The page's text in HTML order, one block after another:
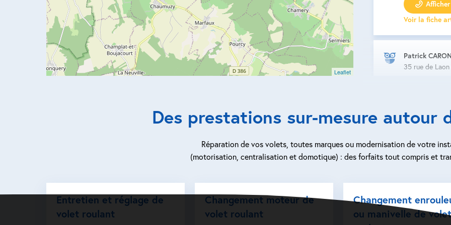
Leaflet
Afficher
Voir la fiche
Patrick CARON
35 rue de
Store
Fenêtre et
Menuiserie
Afficher
Voir la fiche
Des prestations sur-mesure autour
Réparation de vos volets, toutes marques ou modernisation de votre
(motorisation, centralisation et domotique) : des forfaits tout compris et
Entretien et réglage de
volet roulant
Changement moteur de
volet roulant
Changement
ou manivelle de